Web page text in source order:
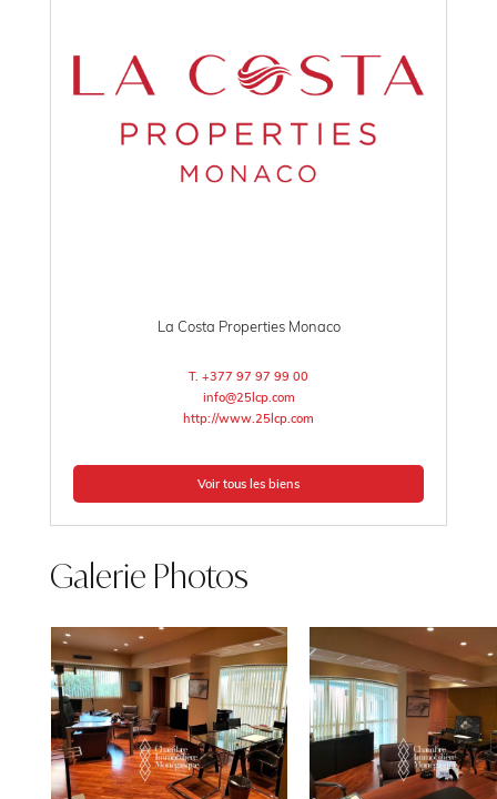
La Costa Properties Monaco
T. +377 97 97 99 00
info@25lcp.com
http://www.25lcp.com
Voir tous les biens
Galerie Photos